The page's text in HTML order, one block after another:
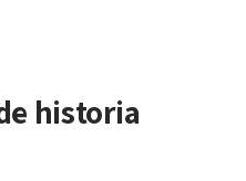
online
historia